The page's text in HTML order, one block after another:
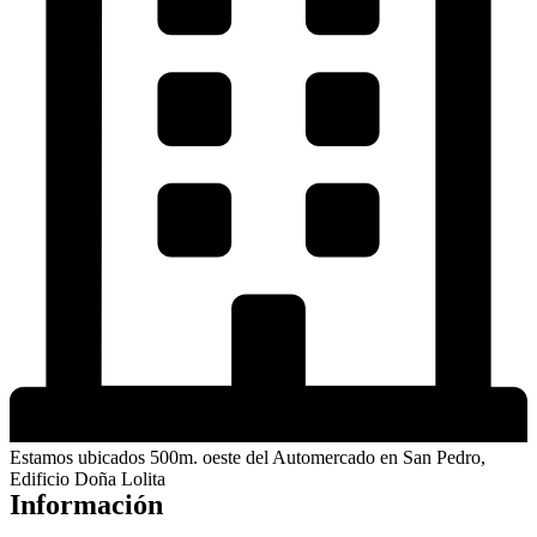
Estamos ubicados 500m. oeste del Automercado en San Pedro,
Edificio Doña Lolita
Información